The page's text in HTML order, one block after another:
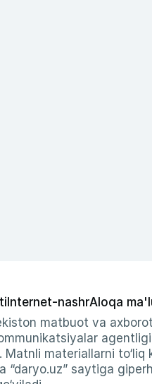
Internet-nashrAloqa
matbuot va
materiallarni
saytiga